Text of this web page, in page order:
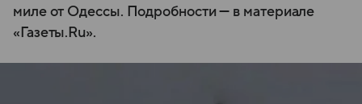
миле от Одессы. Подробности — в материале
«Газеты.Ru».